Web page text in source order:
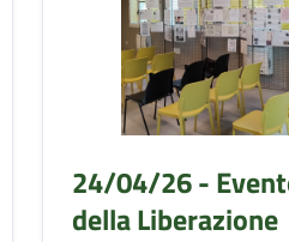
24/04/26 -
della Liberazione